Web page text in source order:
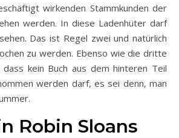
wirkenden Stammkunden der
werden. In diese Ladenhüter darf
Das ist Regel zwei und natürlich
zu werden. Ebenso wie die dritte
kein Buch aus dem hinteren Teil
werden darf, es sei denn, man
Robin Sloans